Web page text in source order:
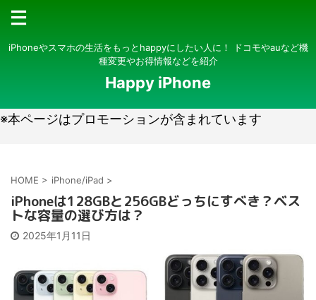
iPhoneやスマホの生活をもっとhappyにしたい人に！ ドコモやauなど機
種変更やお得情報などを紹介
Happy iPhone
※本ページはプロモーションが含まれています
HOME > iPhone/iPad >
iPhoneは128GBと256GBどっちにすべき？ベス
トな容量の選び方は？
2025年1月11日